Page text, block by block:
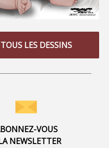
LES DESSINS
VOUS
NEWSLETTER